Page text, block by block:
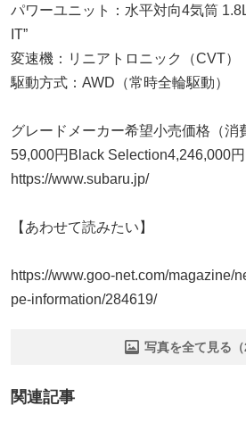
パワーユニット：水平対向4気筒
IT”
変速機：リニアトロニック（CVT）
駆動方式：AWD（常時全輪駆動）
グレードメーカー希望小売価格（消
59,000円Black Selection4,246,000円
https://www.subaru.jp/
【あわせて読みたい】
https://www.goo-net.com/magazine/
pe-information/284619/
写真を全て見る（
関連記事